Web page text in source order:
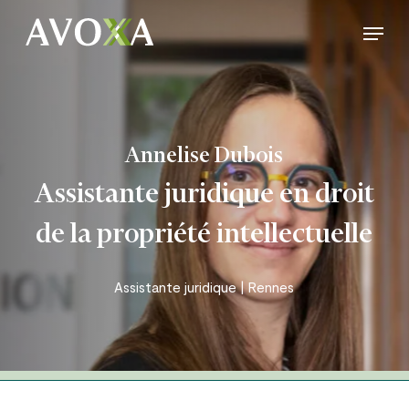
Menu
Annelise Dubois
Assistante juridique en droit
de la propriété intellectuelle
Assistante juridique | Rennes